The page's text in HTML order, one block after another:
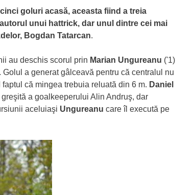
goluri acasă, aceasta fiind a treia
unui hattrick, dar unul dintre cei mai
Bogdan Tatarcan.
au deschis scorul prin Marian Ungureanu ('1)
a generat gâlceavă pentru că centralul nu
că mingea trebuia reluată din 6 m. Daniel
a goalkeeperului Alin Andruş, dar
aceluiaşi Ungureanu care îl execută pe